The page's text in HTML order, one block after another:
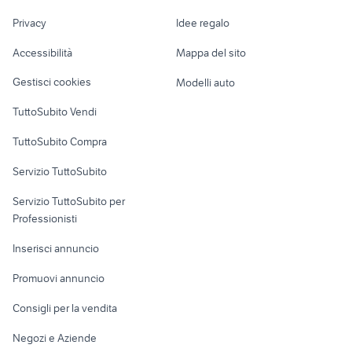
Garage e box
Loft, mansarde e
Informatica
Console e
Fotografia
Telefonia
Privacy
Accessibilità
Gestisci cookies
TuttoSubito Vendi
TuttoSubito Compra
Servizio TuttoSubito
Servizio TuttoSubito per
Professionisti
Inserisci annuncio
Promuovi annuncio
Consigli per la vendita
Negozi e Aziende
Idee regalo
Mappa del sito
Modelli auto